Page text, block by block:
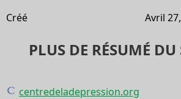
Créé Avril
PLUS DE RÉSUMÉ DU
centredeladepression.org